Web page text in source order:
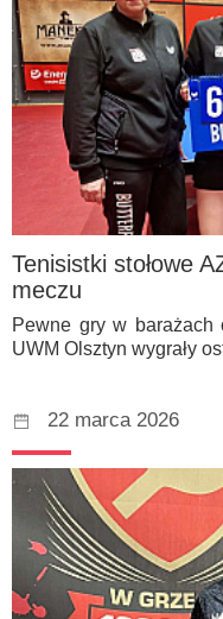
Tenisistki stołowe
meczu
Pewne gry w barażach
UWM Olsztyn wygrały
22 marca 2026